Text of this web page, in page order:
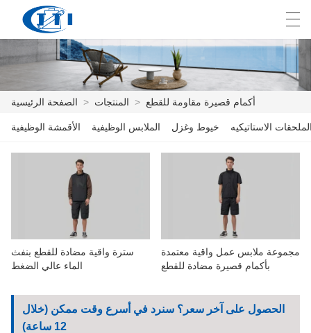
الصفحة الرئيسية
أخبار
الاتصال بنا
العربية česky Deutsch
الصفحة الرئيسية > المنتجات > أكمام قصيرة مقاومة للقطع
الأقمشة الوظيفية الملابس الوظيفية خيوط وغزل الاستاتيكيه
سترة واقية مضادة للقطع بنفث
الماء عالي الضغط
مجموعة ملابس عمل واقية معتمدة
بأكمام قصيرة مضادة للقطع
الحصول على آخر سعر؟ سنرد في أسرع وقت ممكن (خلال
12 ساعة)